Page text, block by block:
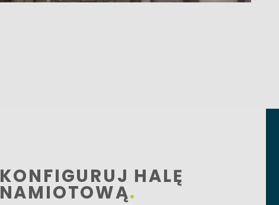
KONFIGURUJ HALĘ
NAMIOTOWĄ